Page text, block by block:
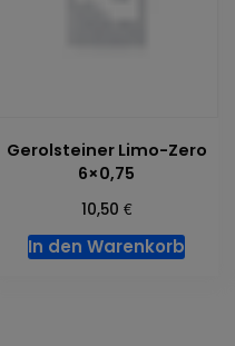
Gerolsteiner Limo-Zero
6×0,75
10,50 €
In den Warenkorb